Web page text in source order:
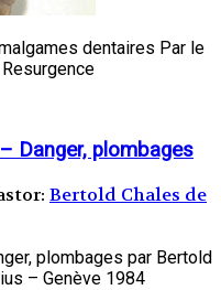
dentaires Par le
Danger, plombages
Bertold Chales de
plombages par Bertold
– Genève 1984